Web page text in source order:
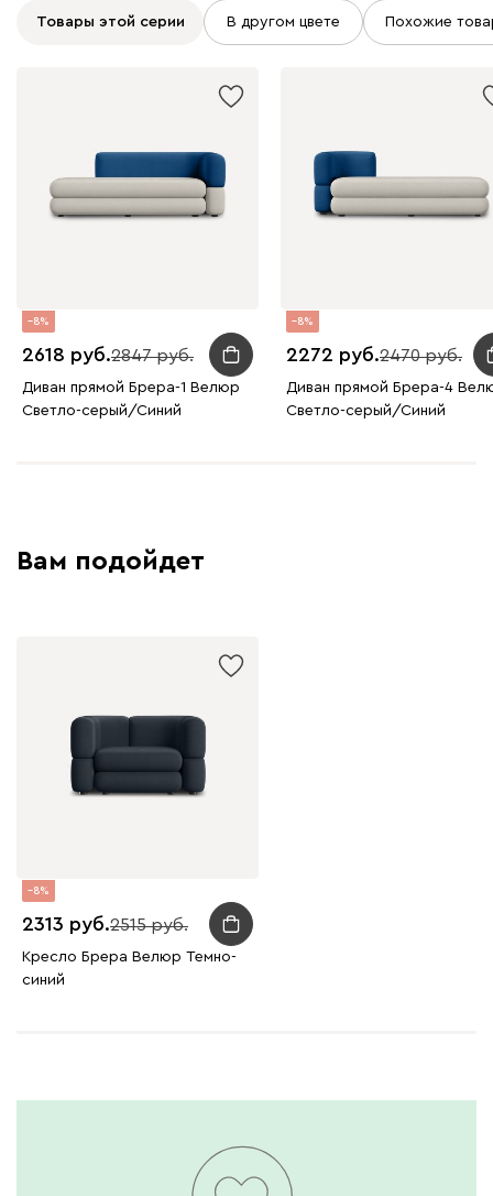
Товары этой серии В другом цвете Похожие
8
2618 2847
Диван прямой Брера-1 Велюр
Светло-серый/Синий
8
2272 2470
Диван прямой Брера-4
Светло-серый/Синий
Вам подойдет
8
2313 2515
Кресло Брера Велюр Темно-
синий